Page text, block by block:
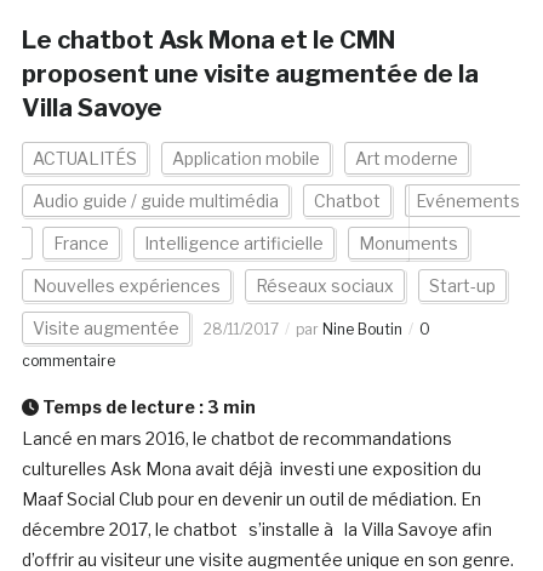
Le chatbot Ask Mona et le CMN
proposent une visite augmentée de la
Villa Savoye
ACTUALITÉS Application mobile Art moderne
Audio guide / guide multimédia Chatbot Evénements
France Intelligence artificielle Monuments
Nouvelles expériences Réseaux sociaux Start-up
Visite augmentée 28/11/2017 par Nine Boutin
0
commentaire
Temps de lecture : 3 min
Lancé en mars 2016, le chatbot de recommandations
culturelles Ask Mona avait déjà investi une exposition du
Maaf Social Club pour en devenir un outil de médiation. En
décembre 2017, le chatbot s’installe à la Villa Savoye afin
d’offrir au visiteur une visite augmentée unique en son genre.